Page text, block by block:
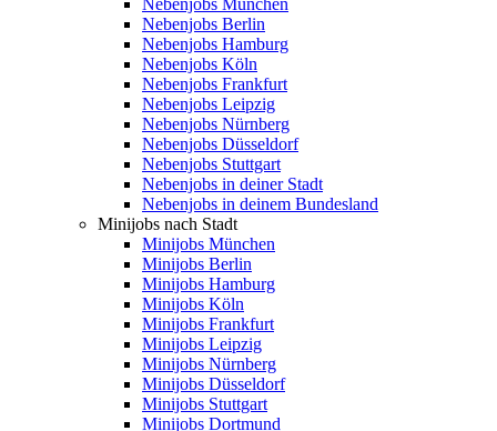
Nebenjobs München
Nebenjobs Berlin
Nebenjobs Hamburg
Nebenjobs Köln
Nebenjobs Frankfurt
Nebenjobs Leipzig
Nebenjobs Nürnberg
Nebenjobs Düsseldorf
Nebenjobs Stuttgart
Nebenjobs in deiner Stadt
Nebenjobs in deinem Bundesland
Minijobs nach Stadt
Minijobs München
Minijobs Berlin
Minijobs Hamburg
Minijobs Köln
Minijobs Frankfurt
Minijobs Leipzig
Minijobs Nürnberg
Minijobs Düsseldorf
Minijobs Stuttgart
Minijobs Dortmund